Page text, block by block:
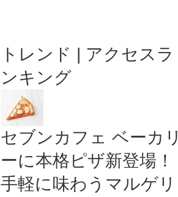
トレンド | アクセスラ
ンキング
セブンカフェ ベーカリ
ーに本格ピザ新登場！
手軽に味わうマルゲリ